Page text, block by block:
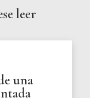
leer
una